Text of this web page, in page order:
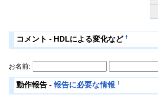
コメント - HDLによる変化など †
お名前:
動作報告 - 報告に必要な情報 †